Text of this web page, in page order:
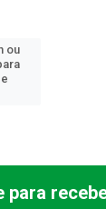
ou
para